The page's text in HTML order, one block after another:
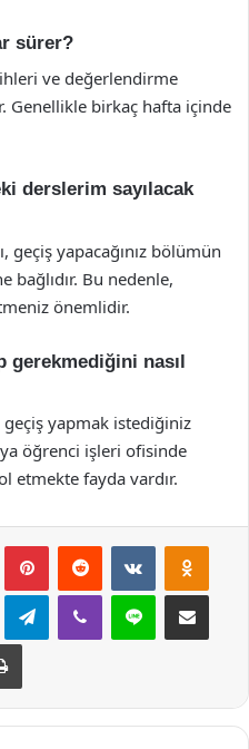
sürer?
ve değerlendirme
Genellikle birkaç hafta içinde
derslerim sayılacak
geçiş yapacağınız bölümün
bağlıdır. Bu nedenle,
önemlidir.
gerekmediğini nasıl
yapmak istediğiniz
öğrenci işleri ofisinde
etmekte fayda vardır.
PinterestReddit VKontakte
TelegramViber Line E-Posta ile
Yazdır